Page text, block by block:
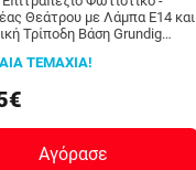
Θεάτρου με Λάμπα Ε14 και
Τρίποδη Βάση Grundig
ΤΕΜΑΧΙΑ!
Αγόρασε